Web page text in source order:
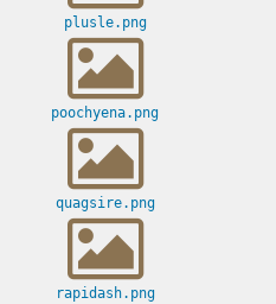
plusle.png
poochyena.png
quagsire.png
rapidash.png